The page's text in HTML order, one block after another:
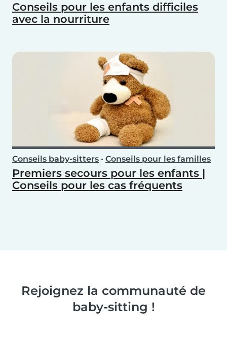
Conseils pour les enfants difficiles
avec la nourriture
Conseils baby-sitters • Conseils pour les familles
Premiers secours pour les enfants |
Conseils pour les cas fréquents
Rejoignez la communauté de
baby-sitting !